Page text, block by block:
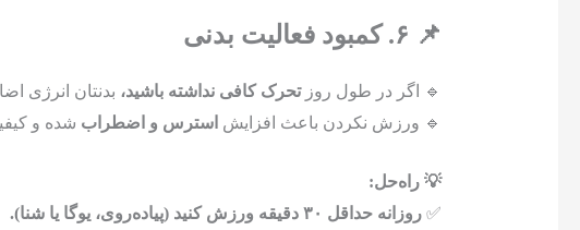
📌 ۶. کمبود فعالیت بدنی
🔹 اگر در طول روزتحرک کافی نداشته باشید، بدنتان انرژی
🔹 ورزش نکردن باعث افزایش استرس و اضطراب شده و
💡 راه‌حل:
✅ روزانه حداقل ۳۰ دقیقه ورزش کنید (پیاده‌روی، یوگا یا شنا).